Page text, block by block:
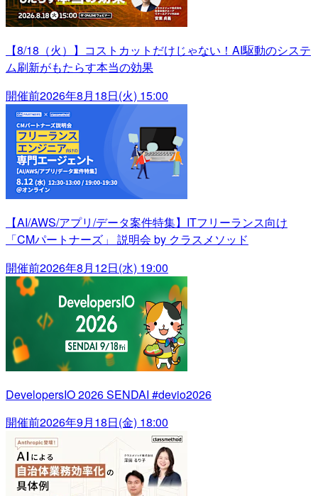
【8/18（火）】コストカットだけじゃない！AI駆動のシステ
ム刷新がもたらす本当の効果
開催前2026年8月18日(火) 15:00
【AI/AWS/アプリ/データ案件特集】ITフリーランス向け
「CMパートナーズ」 説明会 by クラスメソッド
開催前2026年8月12日(水) 19:00
DevelopersIO 2026 SENDAI #devio2026
開催前2026年9月18日(金) 18:00